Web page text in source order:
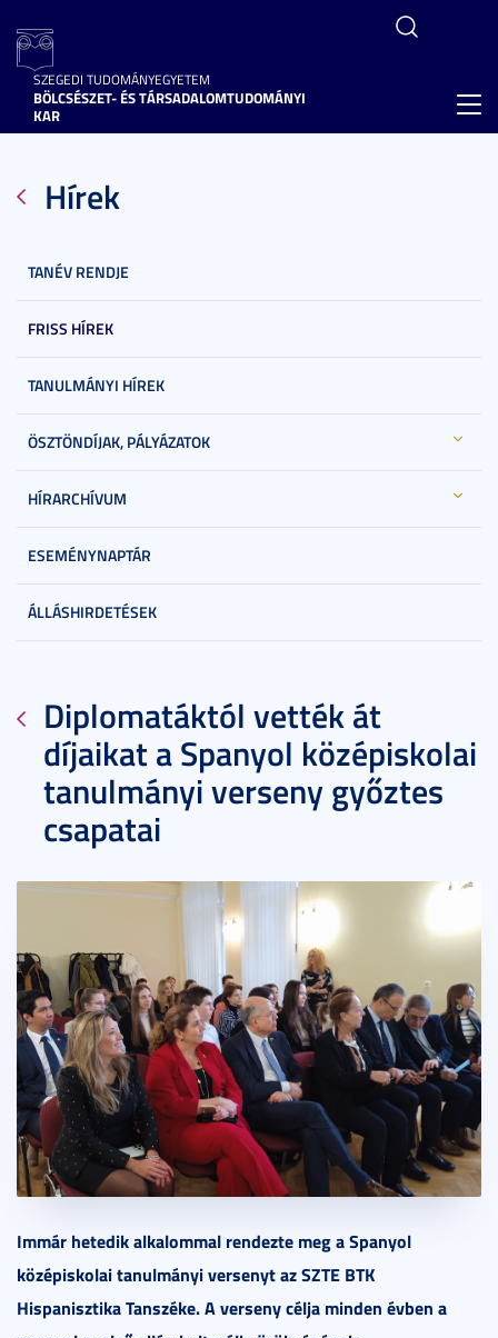
SZEGEDI TUDOMÁNYEGYETEM
BÖLCSÉSZET- ÉS TÁRSADALOMTUDOMÁNYI
KAR
Hírek
TANÉV RENDJE
FRISS HÍREK
TANULMÁNYI HÍREK
ÖSZTÖNDÍJAK, PÁLYÁZATOK
HÍRARCHÍVUM
ESEMÉNYNAPTÁR
ÁLLÁSHIRDETÉSEK
Diplomatáktól vették át
díjaikat a Spanyol középiskolai
tanulmányi verseny győztes
csapatai
Immár hetedik alkalommal rendezte meg a Spanyol
középiskolai tanulmányi versenyt az SZTE BTK
Hispanisztika Tanszéke. A verseny célja minden évben a